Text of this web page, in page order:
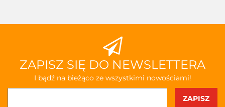
ZAPISZ SIĘ DO NEWSLETTERA
I bądź na bieżąco ze wszystkimi nowościami!